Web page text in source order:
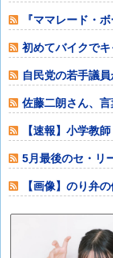
い俺が悪い……
『ママレード・
円」→「
初めてバイクで
自民党の若手議
ある人に当選期
佐藤二朗さん、
うのこと”を僕
【速報】小学教
して排除する差
5月最後のセ・リ
【画像】のり弁